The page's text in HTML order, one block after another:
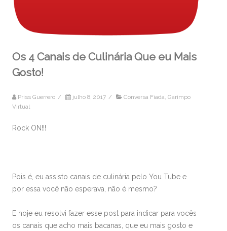
Os 4 Canais de Culinária Que eu Mais
Gosto!
Priss Guerrero / julho 8, 2017 / Conversa Fiada, Garimpo
Virtual
Rock ON!!!
Pois é, eu assisto canais de culinária pelo You Tube e
por essa você não esperava, não é mesmo?
E hoje eu resolvi fazer esse post para indicar para vocês
os canais que acho mais bacanas, que eu mais gosto e